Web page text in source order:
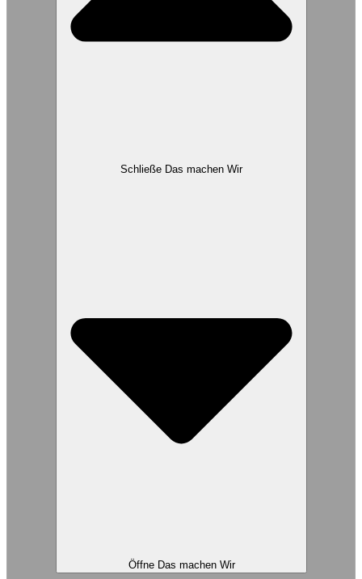
Schließe Das machen Wir
Öffne Das machen Wir